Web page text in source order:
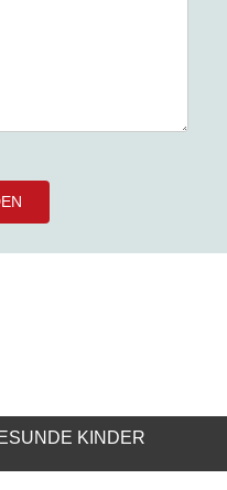
KINDER